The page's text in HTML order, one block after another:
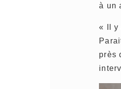
à un
« Il y
près